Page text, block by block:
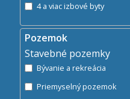
4 a viac izbové byty
Pozemok
Stavebné pozemky
Bývanie a rekreácia
Priemyselný pozemok